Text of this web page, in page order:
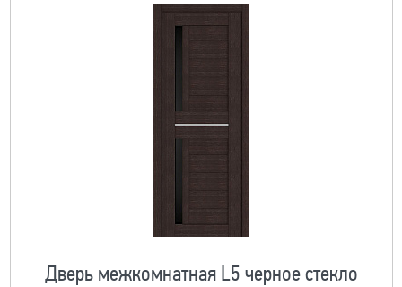
Дверь межкомнатная L5 черное стекло